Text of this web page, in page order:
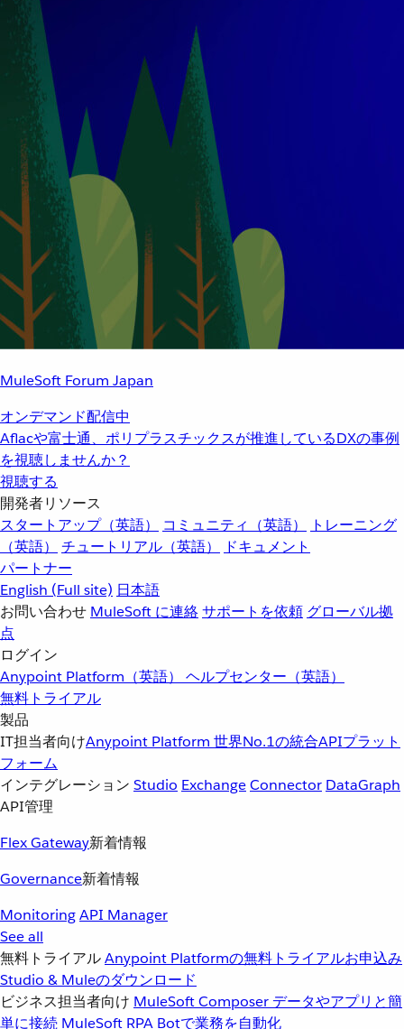
MuleSoft Forum Japan
オンデマンド配信中
Aflacや富士通、ポリプラスチックスが推進しているDXの事例
を視聴しませんか？
視聴する
開発者リソース
スタートアップ（英語）
コミュニティ（英語）
トレーニング
（英語）
チュートリアル（英語）
ドキュメント
パートナー
English (Full site) 日本語
お問い合わせ MuleSoft に連絡サポートを依頼 グローバル拠
点
ログイン
Anypoint Platform（英語） ヘルプセンター（英語）
無料トライアル
製品
IT担当者向けAnypoint Platform 世界No.1の統合APIプラット
フォーム
インテグレーション Studio ExchangeConnector DataGraph
API管理
Flex Gateway新着情報
Governance新着情報
MonitoringAPI Manager
See all
無料トライアルAnypoint Platformの無料トライアルお申込み
Studio & Muleのダウンロード
ビジネス担当者向け MuleSoft Composer データやアプリと簡
単に接続 MuleSoft RPA Botで業務を自動化